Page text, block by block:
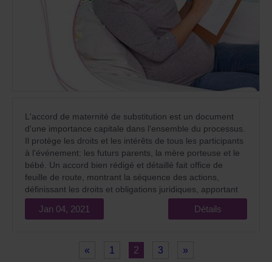
L'accord de maternité de substitution est un document
d'une importance capitale dans l'ensemble du processus.
Il protège les droits et les intérêts de tous les participants
à l'événement: les futurs parents, la mère porteuse et le
bébé. Un accord bien rédigé et détaillé fait office de
feuille de route, montrant la séquence des actions,
définissant les droits et obligations juridiques, apportant
de la clarté en cas de force majeure.
Jan 04, 2021 Détails
« 1 2 3 »